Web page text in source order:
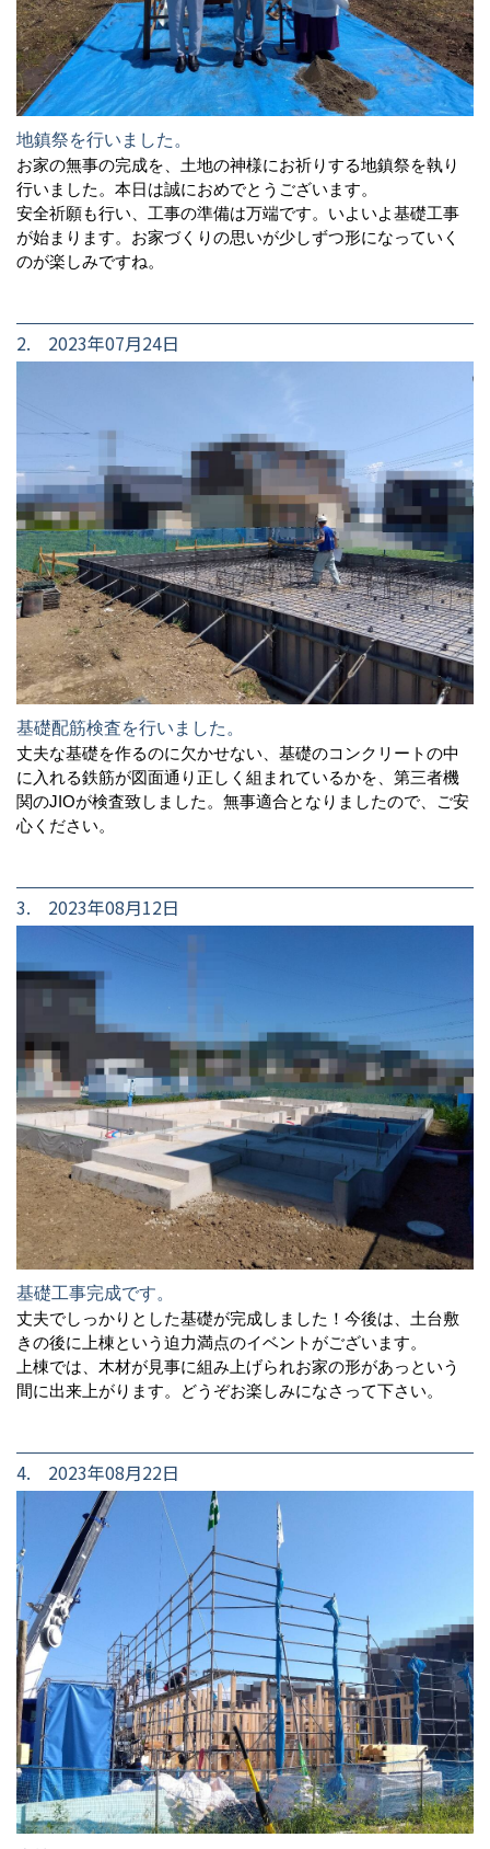
地鎮祭を行いました。
お家の無事の完成を、土地の神様にお祈りする地鎮祭を執り
行いました。本日は誠におめでとうございます。
安全祈願も行い、工事の準備は万端です。いよいよ基礎工事
が始まります。お家づくりの思いが少しずつ形になっていく
のが楽しみですね。
2. 2023年07月24日
基礎配筋検査を行いました。
丈夫な基礎を作るのに欠かせない、基礎のコンクリートの中
に入れる鉄筋が図面通り正しく組まれているかを、第三者機
関のJIOが検査致しました。無事適合となりましたので、ご安
心ください。
3. 2023年08月12日
基礎工事完成です。
丈夫でしっかりとした基礎が完成しました！今後は、土台敷
きの後に上棟という迫力満点のイベントがございます。
上棟では、木材が見事に組み上げられお家の形があっという
間に出来上がります。どうぞお楽しみになさって下さい。
4. 2023年08月22日